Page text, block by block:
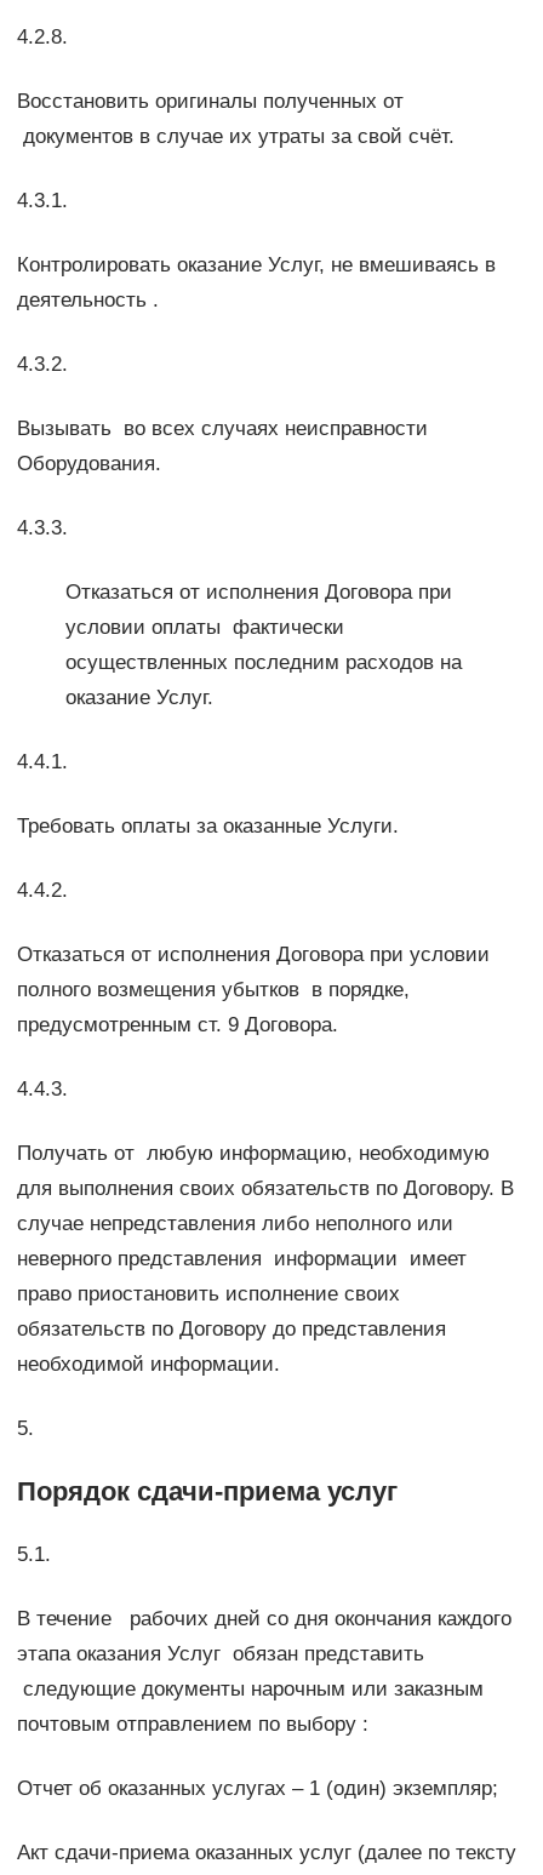
4.2.8.
Восстановить оригиналы полученных от
документов в случае их утраты за свой счёт.
4.3.1.
Контролировать оказание Услуг, не вмешиваясь в
деятельность .
4.3.2.
Вызывать во всех случаях неисправности
Оборудования.
4.3.3.
Отказаться от исполнения Договора при
условии оплаты фактически
осуществленных последним расходов на
оказание Услуг.
4.4.1.
Требовать оплаты за оказанные Услуги.
4.4.2.
Отказаться от исполнения Договора при условии
полного возмещения убытков в порядке,
предусмотренным ст. 9 Договора.
4.4.3.
Получать от любую информацию, необходимую
для выполнения своих обязательств по Договору. В
случае непредставления либо неполного или
неверного представления информации имеет
право приостановить исполнение своих
обязательств по Договору до представления
необходимой информации.
5.
Порядок сдачи-приема услуг
5.1.
В течение рабочих дней со дня окончания каждого
этапа оказания Услуг обязан представить
следующие документы нарочным или заказным
почтовым отправлением по выбору :
Отчет об оказанных услугах – 1 (один) экземпляр;
Акт сдачи-приема оказанных услуг (далее по тексту